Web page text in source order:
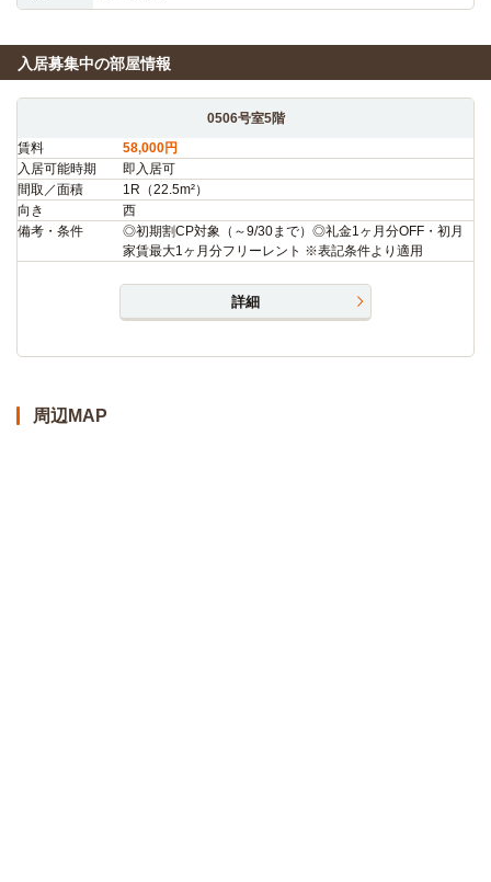
入居募集中の部屋情報
0506号室5階
賃料
58,000円
入居可能時期
即入居可
間取／面積
1R（22.5m²）
向き
西
備考・条件
◎初期割CP対象（～9/30まで）◎礼金1ヶ月分OFF・初月
家賃最大1ヶ月分フリーレント ※表記条件より適用
詳細
周辺MAP